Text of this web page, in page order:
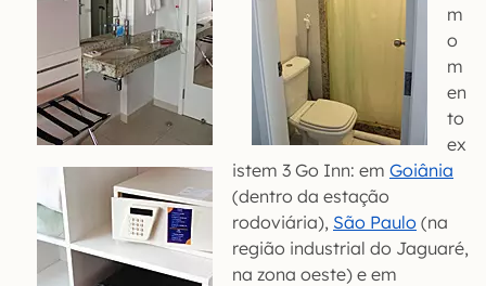
m
o
m
en
to
ex
istem 3 Go Inn: em Goiânia
(dentro da estação
rodoviária), São Paulo (na
região industrial do Jaguaré,
na zona oeste) e em